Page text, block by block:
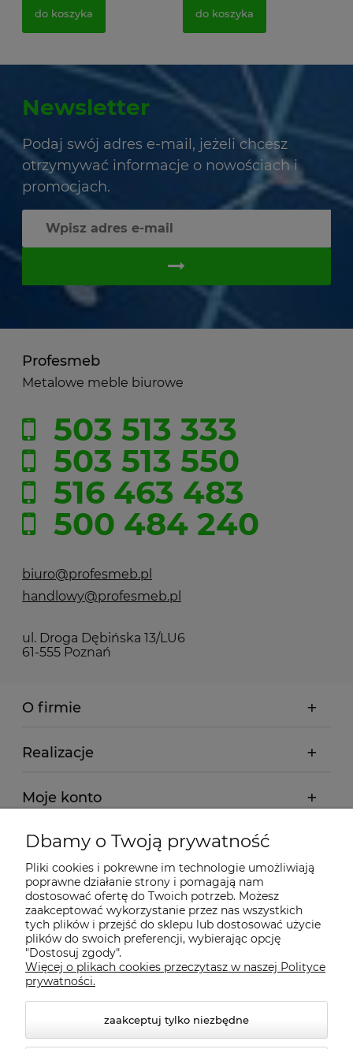
do koszyka do koszyka
Newsletter
Podaj swój adres e-mail, jeżeli chcesz
otrzymywać informacje o nowościach i
promocjach.
Profesmeb
Metalowe meble biurowe
503 513 333
503 513 550
516 463 483
500 484 240
biuro@profesmeb.pl
handlowy@profesmeb.pl
ul. Droga Dębińska 13/LU6
61-555 Poznań
O firmie
Realizacje
Moje konto
Regulamin
Dostawa - realizacja
Gwarancja i zwroty
Pomoc
Dbamy o Twoją prywatność
Pliki cookies i pokrewne im technologie umożliwiają
poprawne działanie strony i pomagają nam
dostosować ofertę do Twoich potrzeb. Możesz
zaakceptować wykorzystanie przez nas wszystkich
tych plików i przejść do sklepu lub dostosować użycie
plików do swoich preferencji, wybierając opcję
"Dostosuj zgody".
Więcej o plikach cookies przeczytasz w naszej Polityce
prywatności.
zaakceptuj tylko niezbędne